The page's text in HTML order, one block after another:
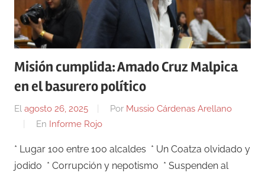
Misión cumplida: Amado Cruz Malpica
en el basurero político
El agosto 26, 2025 Por Mussio Cárdenas Arellano
En Informe Rojo
* Lugar 100 entre 100 alcaldes * Un Coatza olvidado y
jodido * Corrupción y nepotismo * Suspenden al